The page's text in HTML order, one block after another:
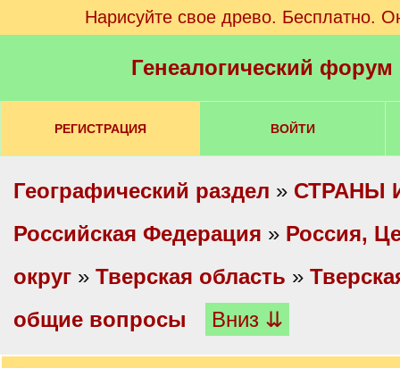
Нарисуйте свое древо. Бесплатно.
Генеалогический
РЕГИСТРАЦИЯ ВОЙТИ
Географический раздел » СТРАНЫ
Российская Федерация » Россия,
округ » Тверская область »
общие вопросы
Вниз ⇊